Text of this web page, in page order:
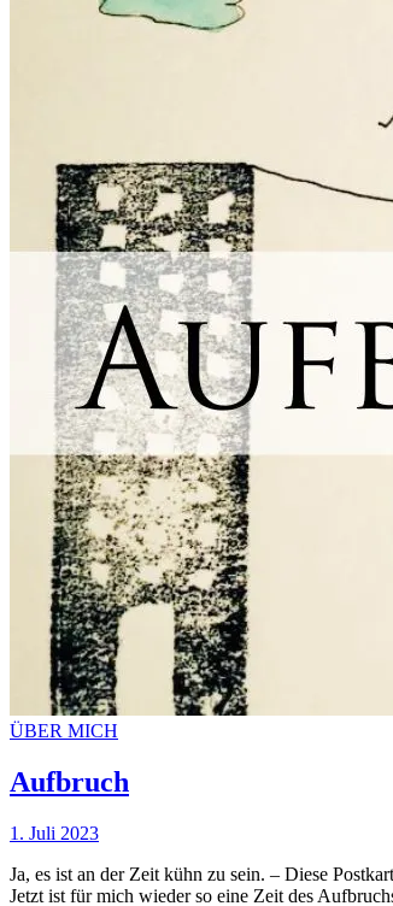
ÜBER MICH
Aufbruch
1. Juli 2023
Ja, es ist an der Zeit kühn zu sein. – Diese
Jetzt ist für mich wieder so eine Zeit des